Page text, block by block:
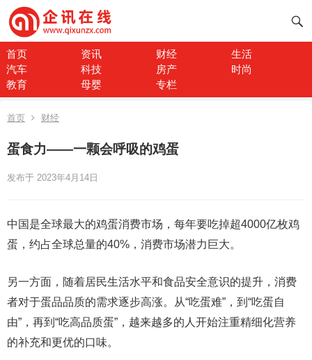
首页 资讯 财经
生活
汽车
科技 房产
时尚
教育
母婴 专栏
首页 财经
蛋食力——一颗会呼吸的鸡蛋
发布于 2023年4月14日
中国是全球最大的鸡蛋消费市场，每年要吃掉超4000亿枚鸡
蛋，约占全球总量的40%，消费市场潜力巨大。
另一方面，随着居民生活水平和食品安全意识的提升，消费
者对于蛋品品质的需求逐步高涨。从“吃蛋难”，到“吃蛋自
由”，再到“吃高品质蛋”，越来越多的人开始注重精细化营养
的补充和更优的口味。